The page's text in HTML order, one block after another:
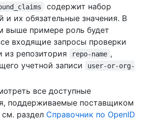
содержит набор
и их обязательные значения. В
выше примере роль будет
входящие запросы проверки
из репозитория
repo-name ,
учетной записи
user-or-org-
все доступные
поддерживаемые поставщиком
см. раздел Справочник по OpenID